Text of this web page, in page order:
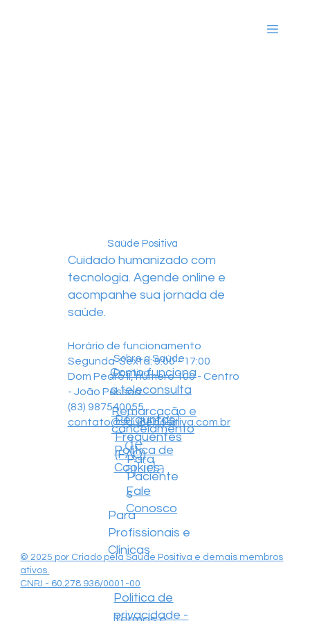
Cuidado humanizado com
tecnologia. Agende online e
acompanhe sua jornada de
saúde.
Horário de funcionamento
Segunda-Sexta: 9:00 - 17:00
Dom Pedro II, número 100 - Centro
- João Pessoa
(83) 987540055
contato@saudepositiva.com.br
© 2025 por Criado pela Saúde Positiva e demais membros
ativos.
CNPJ - 60.278.936/0001-00
Sobre a Saúde
Positiva
Central
de
ajuda
Para
Paciente
s
Para
Profissionais e
Clínicas
Perguntas
Frequentes
(FAQ)
Como funciona
a teleconsulta
Remarcação e
cancelamento
Política de
Cookies
Politica de
privacidade -
Fale
Conosco
Saúde Positiva